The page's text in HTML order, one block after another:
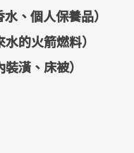
、個人保養品）
的火箭燃料）
潢、床被）